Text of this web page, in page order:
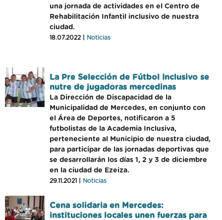
una jornada de actividades en el Centro de
Rehabilitación Infantil inclusivo de nuestra
ciudad.
18.07.2022 | Noticias
La Pre Selección de Fútbol Inclusivo se
nutre de jugadoras mercedinas
La Dirección de Discapacidad de la
Municipalidad de Mercedes, en conjunto con
el Área de Deportes, notificaron a 5
futbolistas de la Academia Inclusiva,
perteneciente al Municipio de nuestra ciudad,
para participar de las jornadas deportivas que
se desarrollarán los días 1, 2 y 3 de diciembre
en la ciudad de Ezeiza.
29.11.2021 | Noticias
Cena solidaria en Mercedes:
instituciones locales unen fuerzas para